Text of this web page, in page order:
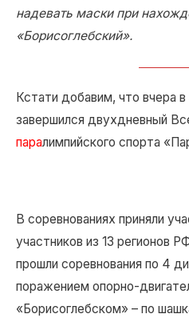
надевать маски при
«Борисоглебский».
Кстати добавим, что вчера
завершился двухдневный
паралимпийского спорта
В соревнованиях приняли
участников из 13 регионов
прошли соревнования по 4
поражением опорно-
«Борисоглебском» – по